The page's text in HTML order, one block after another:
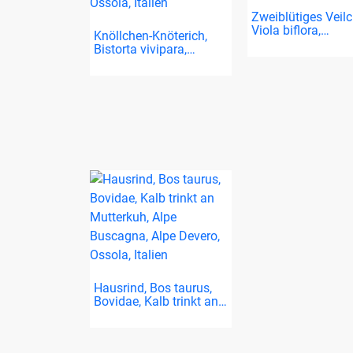
Knöllchen-Knöterich,
Bistorta vivipara,…
Zweiblütiges
Viola biflora,…
Hausrind, Bos taurus,
Bovidae, Kalb trinkt an…